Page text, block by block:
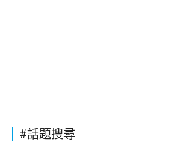
#話題搜尋